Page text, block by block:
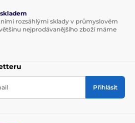
rozsáhlými sklady v průmyslovém
nejprodávanějšího zboží máme
Přihlásit